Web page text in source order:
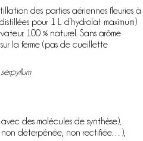
des parties aériennes fleuries à
pour 1 L d’hydrolat maximum)
100 % naturel. Sans arôme
la ferme (pas de cueillette
des molécules de synthèse),
déterpénée, non rectifiée…),